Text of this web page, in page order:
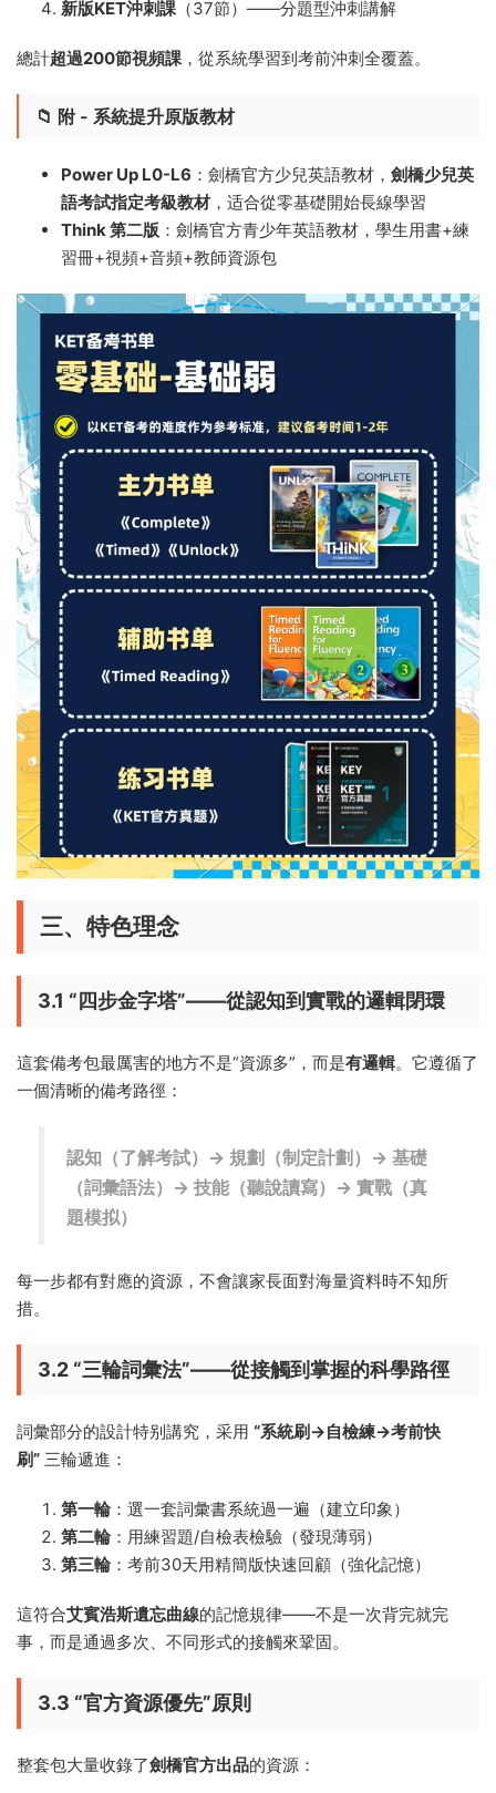
新版KET沖刺課（37節）——分題型沖刺講解
總計超過200節視頻課，從系統學習到考前沖刺全覆蓋。
📁 附 - 系統提升原版教材
Power Up L0-L6 ：劍橋官方少兒英語教材， 劍橋少兒英
語考試指定考級教材，适合從零基礎開始長線學習
Think 第二版 ：劍橋官方青少年英語教材，學生用書+練
習冊+視頻+音頻+教師資源包
三、特色理念
3.1 “四步金字塔”——從認知到實戰的邏輯閉環
這套備考包最厲害的地方不是“資源多”，而是有邏輯。它遵循了
一個清晰的備考路徑：
認知（了解考試）→ 規劃（制定計劃）→ 基礎
（詞彙語法）→ 技能（聽說讀寫）→ 實戰（真
題模拟）
每一步都有對應的資源，不會讓家長面對海量資料時不知所
措。
3.2 “三輪詞彙法”——從接觸到掌握的科學路徑
詞彙部分的設計特别講究，采用 “系統刷→自檢練→考前快
刷” 三輪遞進：
第一輪：選一套詞彙書系統過一遍（建立印象）
第二輪：用練習題/自檢表檢驗（發現薄弱）
第三輪：考前30天用精簡版快速回顧（強化記憶）
這符合艾賓浩斯遺忘曲線的記憶規律——不是一次背完就完
事，而是通過多次、不同形式的接觸來鞏固。
3.3 “官方資源優先”原則
整套包大量收錄了劍橋官方出品的資源：